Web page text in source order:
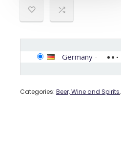
Germany -
Categories: Beer, Wine and Spirits,